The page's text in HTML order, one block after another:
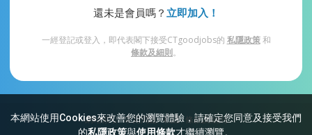
本網站使用Cookies來改善您的瀏覽體驗，請確定您同意及接受我們
的私隱政策與使用條款才繼續瀏覽。
還未是會員嗎？ 立即加入！
一經登記或登入，即代表閣下接受CTgoodjobs的 私隱政策和
條款及細則。
網站索引 常見問題 私隱 條款及細則